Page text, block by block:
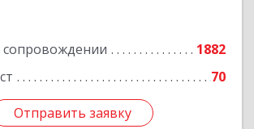
сопровождении
1882
70
Отправить заявку
Отправить заявку